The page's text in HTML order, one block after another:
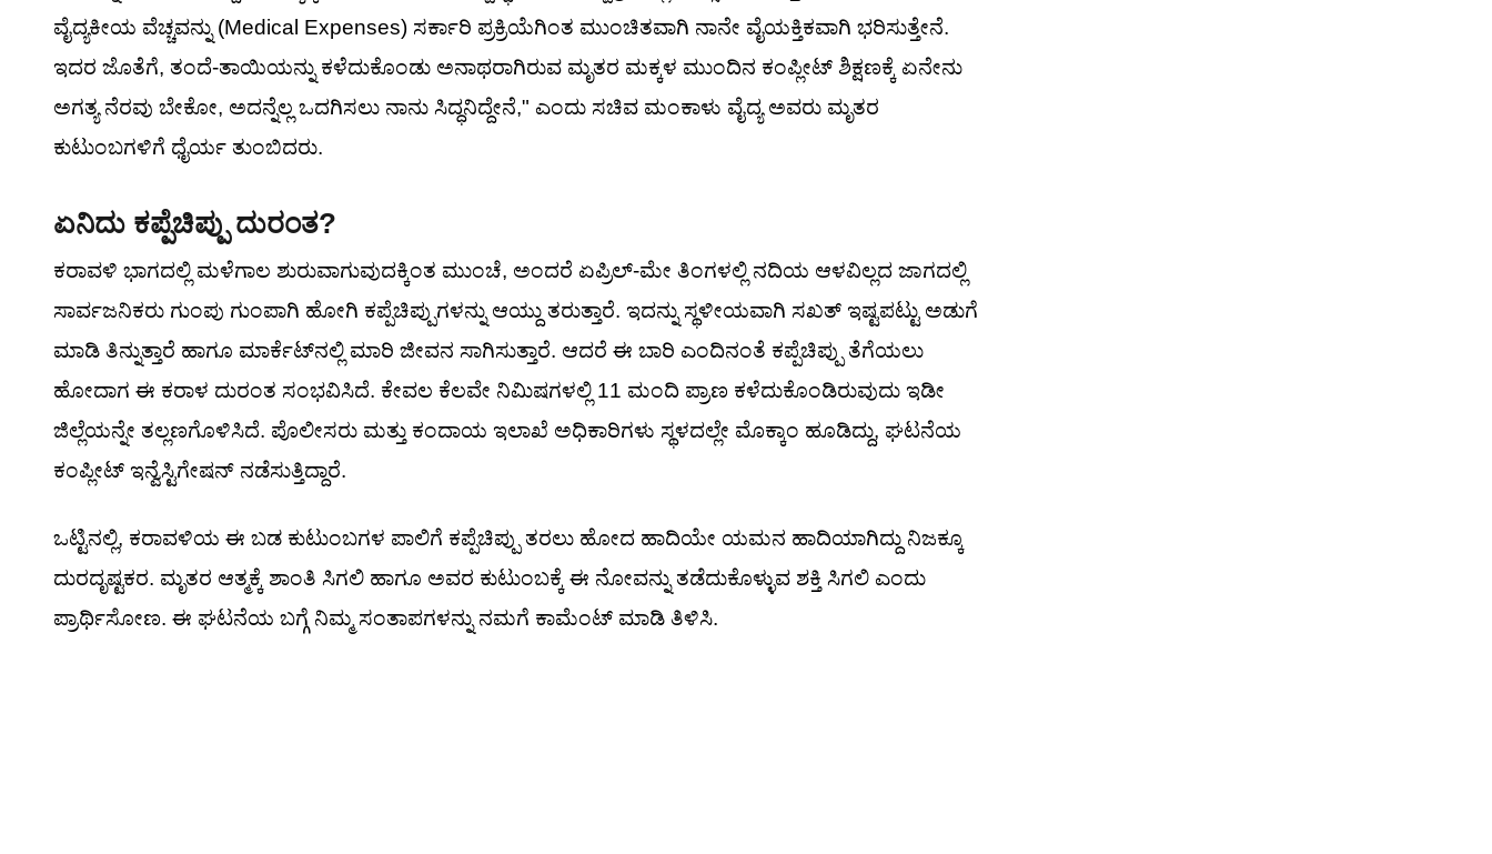
ವೈದ್ಯಕೀಯ ವೆಚ್ಚವನ್ನು (Medical Expenses) ಸರ್ಕಾರಿ ಪ್ರಕ್ರಿಯೆಗಿಂತ ಮುಂಚಿತವಾಗಿ ನಾನೇ ವೈಯಕ್ತಿಕವಾಗಿ ಭರಿಸುತ್ತೇನೆ.
ಇದರ ಜೊತೆಗೆ, ತಂದೆ-ತಾಯಿಯನ್ನು ಕಳೆದುಕೊಂಡು ಅನಾಥರಾಗಿರುವ ಮೃತರ ಮಕ್ಕಳ ಮುಂದಿನ ಕಂಪ್ಲೀಟ್ ಶಿಕ್ಷಣಕ್ಕೆ ಏನೇನು
ಅಗತ್ಯ ನೆರವು ಬೇಕೋ, ಅದನ್ನೆಲ್ಲ ಒದಗಿಸಲು ನಾನು ಸಿದ್ಧನಿದ್ದೇನೆ," ಎಂದು ಸಚಿವ ಮಂಕಾಳು ವೈದ್ಯ ಅವರು ಮೃತರ
ಕುಟುಂಬಗಳಿಗೆ ಧೈರ್ಯ ತುಂಬಿದರು.
ಏನಿದು ಕಪ್ಪೆಚಿಪ್ಪು ದುರಂತ?
ಕರಾವಳಿ ಭಾಗದಲ್ಲಿ ಮಳೆಗಾಲ ಶುರುವಾಗುವುದಕ್ಕಿಂತ ಮುಂಚೆ, ಅಂದರೆ ಏಪ್ರಿಲ್-ಮೇ ತಿಂಗಳಲ್ಲಿ ನದಿಯ ಆಳವಿಲ್ಲದ ಜಾಗದಲ್ಲಿ
ಸಾರ್ವಜನಿಕರು ಗುಂಪು ಗುಂಪಾಗಿ ಹೋಗಿ ಕಪ್ಪೆಚಿಪ್ಪುಗಳನ್ನು ಆಯ್ದು ತರುತ್ತಾರೆ. ಇದನ್ನು ಸ್ಥಳೀಯವಾಗಿ ಸಖತ್ ಇಷ್ಟಪಟ್ಟು ಅಡುಗೆ
ಮಾಡಿ ತಿನ್ನುತ್ತಾರೆ ಹಾಗೂ ಮಾರ್ಕೆಟ್‌ನಲ್ಲಿ ಮಾರಿ ಜೀವನ ಸಾಗಿಸುತ್ತಾರೆ. ಆದರೆ ಈ ಬಾರಿ ಎಂದಿನಂತೆ ಕಪ್ಪೆಚಿಪ್ಪು ತೆಗೆಯಲು
ಹೋದಾಗ ಈ ಕರಾಳ ದುರಂತ ಸಂಭವಿಸಿದೆ. ಕೇವಲ ಕೆಲವೇ ನಿಮಿಷಗಳಲ್ಲಿ 11 ಮಂದಿ ಪ್ರಾಣ ಕಳೆದುಕೊಂಡಿರುವುದು ಇಡೀ
ಜಿಲ್ಲೆಯನ್ನೇ ತಲ್ಲಣಗೊಳಿಸಿದೆ. ಪೊಲೀಸರು ಮತ್ತು ಕಂದಾಯ ಇಲಾಖೆ ಅಧಿಕಾರಿಗಳು ಸ್ಥಳದಲ್ಲೇ ಮೊಕ್ಕಾಂ ಹೂಡಿದ್ದು, ಘಟನೆಯ
ಕಂಪ್ಲೀಟ್ ಇನ್ವೆಸ್ಟಿಗೇಷನ್ ನಡೆಸುತ್ತಿದ್ದಾರೆ.
ಒಟ್ಟಿನಲ್ಲಿ, ಕರಾವಳಿಯ ಈ ಬಡ ಕುಟುಂಬಗಳ ಪಾಲಿಗೆ ಕಪ್ಪೆಚಿಪ್ಪು ತರಲು ಹೋದ ಹಾದಿಯೇ ಯಮನ ಹಾದಿಯಾಗಿದ್ದು ನಿಜಕ್ಕೂ
ದುರದೃಷ್ಟಕರ. ಮೃತರ ಆತ್ಮಕ್ಕೆ ಶಾಂತಿ ಸಿಗಲಿ ಹಾಗೂ ಅವರ ಕುಟುಂಬಕ್ಕೆ ಈ ನೋವನ್ನು ತಡೆದುಕೊಳ್ಳುವ ಶಕ್ತಿ ಸಿಗಲಿ ಎಂದು
ಪ್ರಾರ್ಥಿಸೋಣ. ಈ ಘಟನೆಯ ಬಗ್ಗೆ ನಿಮ್ಮ ಸಂತಾಪಗಳನ್ನು ನಮಗೆ ಕಾಮೆಂಟ್ ಮಾಡಿ ತಿಳಿಸಿ.